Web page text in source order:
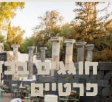
חוגגים
פרטיים